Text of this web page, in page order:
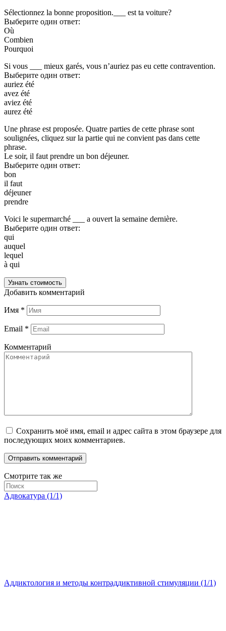
Sélectionnez la bonne proposition.___ est ta voiture?
Выберите один ответ:
Où
Combien
Pourquoi
Si vous ___ mieux garés, vous n’auriez pas eu cette contravention.
Выберите один ответ:
auriez été
avez été
aviez été
aurez été
Une phrase est proposée. Quatre parties de cette phrase sont
soulignées, cliquez sur la partie qui ne convient pas dans cette
phrase.
Le soir, il faut prendre un bon déjeuner.
Выберите один ответ:
bon
il faut
déjeuner
prendre
Voici le supermarché ___ a ouvert la semaine dernière.
Выберите один ответ:
qui
auquel
lequel
à qui
Узнать стоимость
Добавить комментарий
Имя *
Email *
Комментарий
Сохранить моё имя, email и адрес сайта в этом браузере для
последующих моих комментариев.
Смотрите так же
Адвокатура (1/1)
Аддиктология и методы контраддиктивной стимуляции (1/1)